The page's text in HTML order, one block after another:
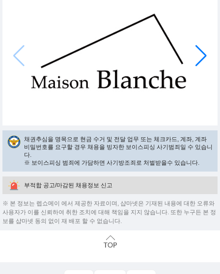
채권추심을 명목으로 현금 수거 및 전달 업무 또는 체크카드, 계좌, 계좌
비밀번호를 요구할 경우 채용을 빙자한 보이스피싱 사기범죄일 수 있습니
다.
※ 보이스피싱 범죄에 가담하면 사기방조죄로 처벌받을수 있습니다.
부적합 공고/마감된 채용정보 신고
※ 본 정보는 렙쇼메이 에서 제공한 자료이며, 샵마넷은 기재된 내용에 대한 오류와
사용자가 이를 신뢰하여 취한 조치에 대해 책임을 지지 않습니다. 또한 누구든 본 정
보를 샵마넷 동의 없이 재 배포 할 수 없습니다.